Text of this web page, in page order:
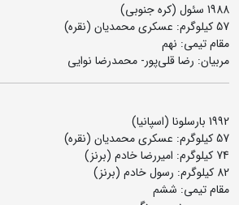
1988 سئول (کره جنوبی)
57 کیلوگرم: عسکری محمدیان (نقره)
مقام تیمی: نهم
مربیان:‌ رضا قلی‌پور- محمدرضا نوایی
1992 بارسلونا (اسپانیا)
57 کیلوگرم: عسکری محمدیان (نقره)
74 کیلوگرم: امیررضا خادم (برنز)
82 کیلوگرم: رسول خادم (برنز)
مقام تیمی: ششم